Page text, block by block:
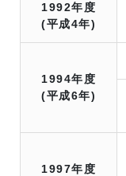
1992年度
(平成4年)
1994年度
(平成6年)
1997年度